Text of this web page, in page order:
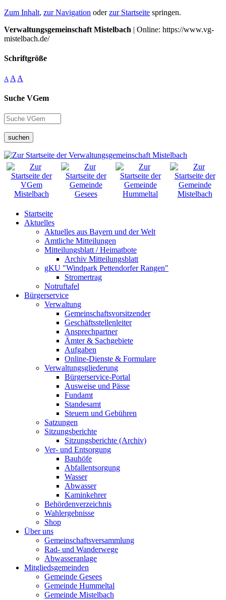
Zum Inhalt, zur Navigation oderzur Startseite springen.
Verwaltungsgemeinschaft Mistelbach | Online: https://www.vg-
mistelbach.de/
Schriftgröße
A A A
Suche VGem
suchen
Startseite
Aktuelles
Aktuelles aus Bayern und der Welt
Amtliche Mitteilungen
Mitteilungsblatt / Heimatbote
Archiv Mitteilungsblatt
gKU "Windpark Pettendorfer Rangen"
Stromertrag
Notruftafel
Bürgerservice
Verwaltung
Gemeinschaftsvorsitzender
Geschäftsstellenleiter
Ansprechpartner
Ämter & Sachgebiete
Aufgaben
Online-Dienste & Formulare
Verwaltungsgliederung
Bürgerservice-Portal
Ausweise und Pässe
Fundamt
Standesamt
Steuern und Gebühren
Satzungen
Sitzungsberichte
Sitzungsberichte (Archiv)
Ver- und Entsorgung
Bauhöfe
Abfallentsorgung
Wasser
Abwasser
Kaminkehrer
Behördenverzeichnis
Wahlergebnisse
Shop
Über uns
Gemeinschaftsversammlung
Rad- und Wanderwege
Abwasseranlage
Mitgliedsgemeinden
Gemeinde Gesees
Gemeinde Hummeltal
Gemeinde Mistelbach